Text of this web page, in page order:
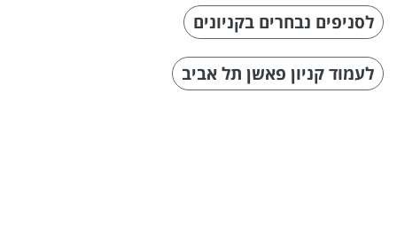
לסניפים נבחרים בקניונים
לעמוד קניון פאשן תל אביב